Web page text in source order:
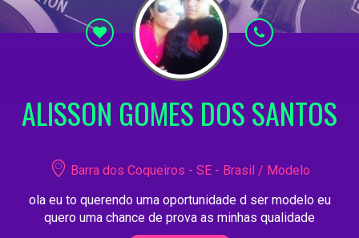
ALISSON GOMES DOS SANTOS
Barra dos Coqueiros - SE - Brasil / Modelo
ola eu to querendo uma oportunidade d ser modelo eu
quero uma chance de prova as minhas qualidade